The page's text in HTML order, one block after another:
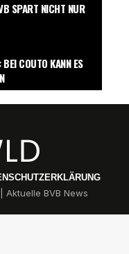
SPART NICHT NUR G
COUTO KANN ES
Aktuelle BVB News